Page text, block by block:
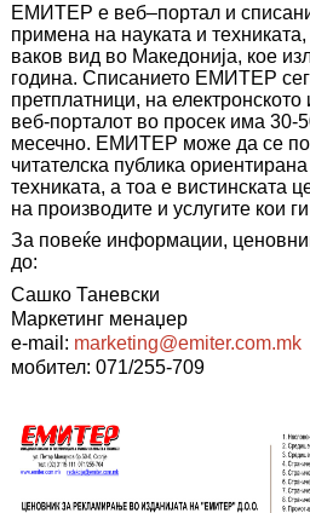
ЕМИТЕР е веб–портал и
примена на науката и
ваков вид во Македонија, кое
година. Списанието ЕМИТЕР
претплатници, на
веб-порталот во просек има 30-
месечно. ЕМИТЕР може да се
читателска публика
техниката, а тоа е вистинската
на производите и услугите кои
За повеќе информации,
до:
Сашко Таневски
Маркетинг менаџер
e-mail: marketing@emiter.com.mk
мобител: 071/255-709